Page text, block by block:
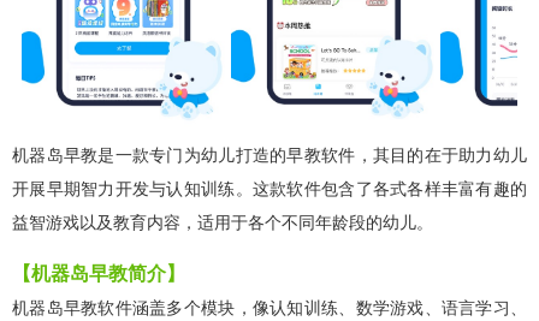
机器岛早教是一款专门为幼儿打造的早教软件，其目的在于助力幼儿
开展早期智力开发与认知训练。这款软件包含了各式各样丰富有趣的
益智游戏以及教育内容，适用于各个不同年龄段的幼儿。
【机器岛早教简介】
机器岛早教软件涵盖多个模块，像认知训练、数学游戏、语言学习、